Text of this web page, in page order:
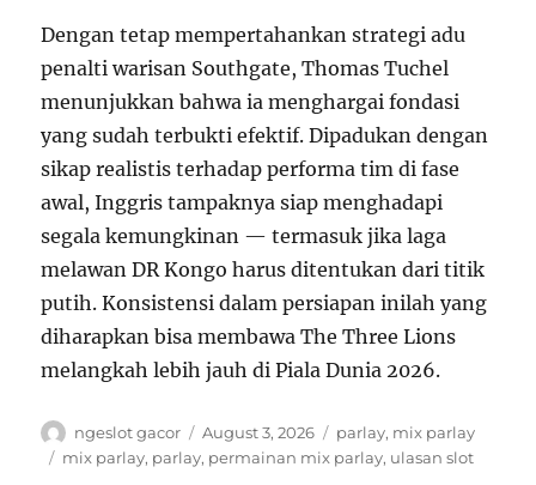
Dengan tetap mempertahankan strategi adu
penalti warisan Southgate, Thomas Tuchel
menunjukkan bahwa ia menghargai fondasi
yang sudah terbukti efektif. Dipadukan dengan
sikap realistis terhadap performa tim di fase
awal, Inggris tampaknya siap menghadapi
segala kemungkinan — termasuk jika laga
melawan DR Kongo harus ditentukan dari titik
putih. Konsistensi dalam persiapan inilah yang
diharapkan bisa membawa The Three Lions
melangkah lebih jauh di Piala Dunia 2026.
A
u
ngeslot gacor
P
o
August 3, 2026
C
a
parlay, mix parlay
T
mix parlay, parlay, permainan mix parlay, ulasan slot